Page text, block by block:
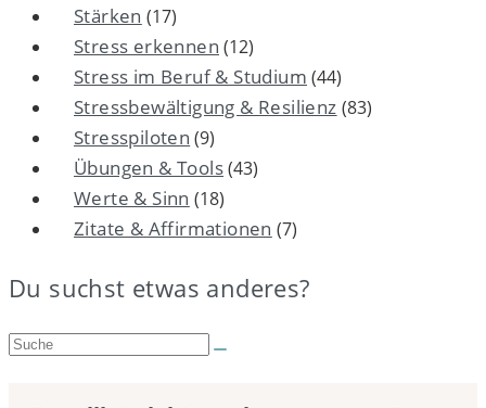
Stärken (17)
Stress erkennen (12)
Stress im Beruf & Studium (44)
Stressbewältigung & Resilienz (83)
Stresspiloten (9)
Übungen & Tools(43)
Werte & Sinn (18)
Zitate & Affirmationen (7)
Du suchst etwas anderes?
Suche: